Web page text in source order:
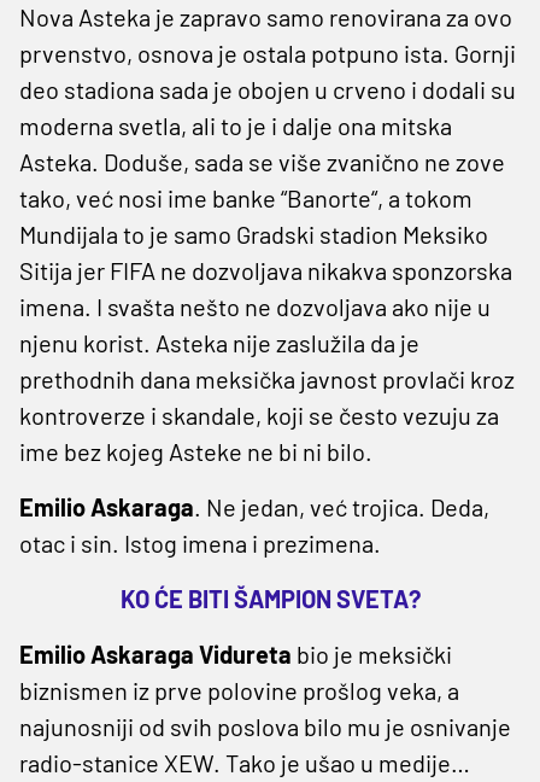
Nova Asteka je zapravo samo renovirana za ovo
prvenstvo, osnova je ostala potpuno ista. Gornji
deo stadiona sada je obojen u crveno i dodali su
moderna svetla, ali to je i dalje ona mitska
Asteka. Doduše, sada se više zvanično ne zove
tako, već nosi ime banke “Banorte“, a tokom
Mundijala to je samo Gradski stadion Meksiko
Sitija jer FIFA ne dozvoljava nikakva sponzorska
imena. I svašta nešto ne dozvoljava ako nije u
njenu korist. Asteka nije zaslužila da je
prethodnih dana meksička javnost provlači kroz
kontroverze i skandale, koji se često vezuju za
ime bez kojeg Asteke ne bi ni bilo.
Emilio Askaraga. Ne jedan, već trojica. Deda,
otac i sin. Istog imena i prezimena.
KO ĆE BITI ŠAMPION SVETA?
Emilio Askaraga Vidureta bio je meksički
biznismen iz prve polovine prošlog veka, a
najunosniji od svih poslova bilo mu je osnivanje
radio-stanice XEW. Tako je ušao u medije…